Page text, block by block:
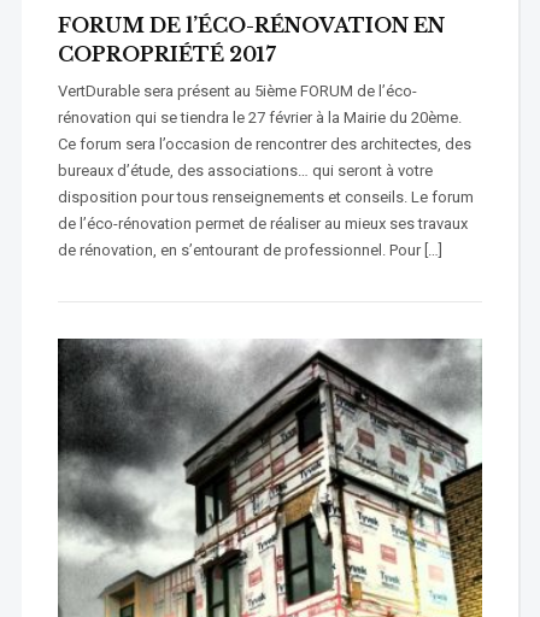
FORUM DE l’ÉCO-RÉNOVATION EN
COPROPRIÉTÉ 2017
VertDurable sera présent au 5ième FORUM de l’éco-
rénovation qui se tiendra le 27 février à la Mairie du 20ème.
Ce forum sera l’occasion de rencontrer des architectes, des
bureaux d’étude, des associations… qui seront à votre
disposition pour tous renseignements et conseils. Le forum
de l’éco-rénovation permet de réaliser au mieux ses travaux
de rénovation, en s’entourant de professionnel. Pour […]